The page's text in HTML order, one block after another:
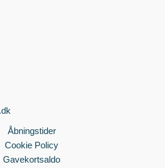
Åbningstider
Cookie Policy
Gavekortsaldo